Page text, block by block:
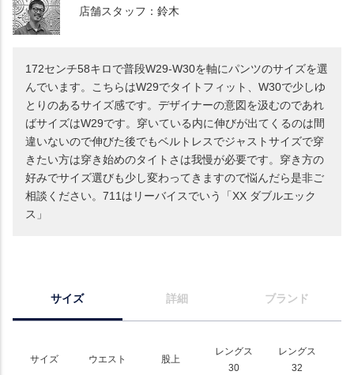
店舗スタッフ：鈴木
172センチ58キロで普段W29-W30を軸にパンツのサイズを選
んでいます。こちらはW29でタイトフィット、W30で少しゆ
とりのあるサイズ感です。デザイナーの意図を汲むのであれ
ばサイズはW29です。穿いている内に伸びが出てくるのは間
違いないので伸びた後でもベルトレスでジャストサイズで穿
きたい方は穿き始めのタイトさは我慢が必要です。穿き方の
好みでサイズ選びも少し変わってきますので悩んだら是非ご
相談ください。711はリーバイスでいう「XX ダブルエック
ス」
サイズ 詳細 ブランド
サイズ ウエスト 股上
レングス
30
レングス
32